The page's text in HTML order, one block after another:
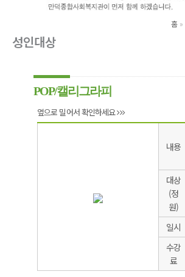
홈
성인대상
POP/캘리그라피
옆으로 밀어서 확인하세요
내용
대상
(정
원)
일시
수강
료